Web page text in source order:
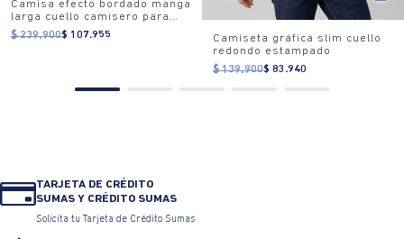
Camisa efecto bordado manga
larga cuello camisero para
hombre
$ 239.900$ 107.955
Camiseta gráfica slim cuello
redondo estampado
$ 139.900$ 83.940
TARJETA DE CRÉDITO
SUMAS Y CRÉDITO SUMAS
Solicita tu Tarjeta de Crédito Sumas